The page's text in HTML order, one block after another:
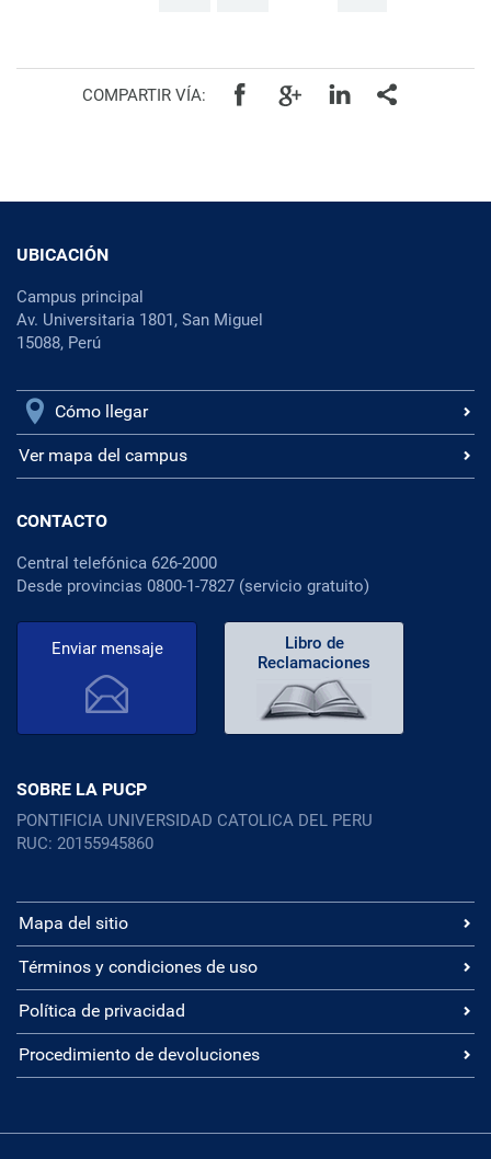
COMPARTIR VÍA:
UBICACIÓN
Campus principal
Av. Universitaria 1801, San Miguel
15088, Perú
Cómo llegar
Ver mapa del campus
CONTACTO
Central telefónica 626-2000
Desde provincias 0800-1-7827 (servicio gratuito)
Enviar mensaje
Libro de
Reclamaciones
SOBRE LA PUCP
PONTIFICIA UNIVERSIDAD CATOLICA DEL PERU
RUC: 20155945860
Mapa del sitio
Términos y condiciones de uso
Política de privacidad
Procedimiento de devoluciones